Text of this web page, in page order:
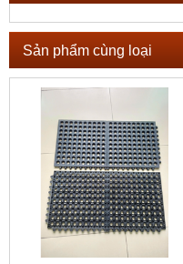
Sản phẩm cùng loại